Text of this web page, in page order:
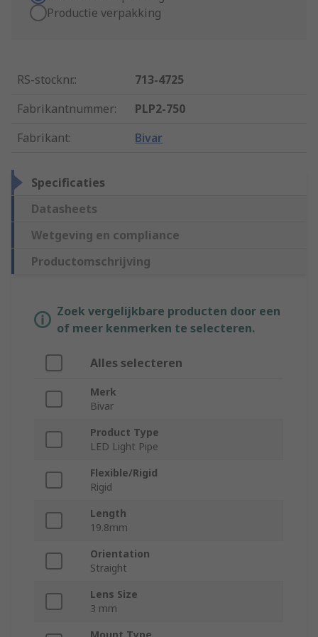
Productie verpakking
RS-stocknr.:
713-4725
Fabrikantnummer:
PLP2-750
Fabrikant: Bivar
Specificaties
Datasheets
Wetgeving en compliance
Productomschrijving
Zoek vergelijkbare producten door een
of meer kenmerken te selecteren.
Alles selecteren
Merk
Bivar
Product Type
LED Light Pipe
Flexible/Rigid
Rigid
Length
19.8mm
Orientation
Straight
Lens Size
3 mm